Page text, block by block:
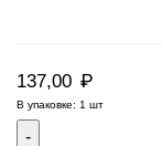
137,00 ₽
В упаковке: 1 шт